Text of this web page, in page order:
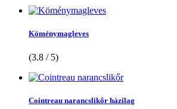
Köménymagleves
(3.8 / 5)
Cointreau narancslikőr házilag